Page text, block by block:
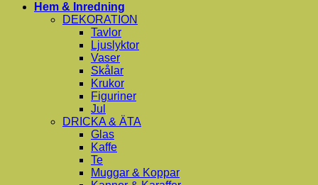
Hem & Inredning
DEKORATION
Tavlor
Ljuslyktor
Vaser
Skålar
Krukor
Figuriner
Jul
DRICKA & ÄTA
Glas
Kaffe
Te
Muggar & Koppar